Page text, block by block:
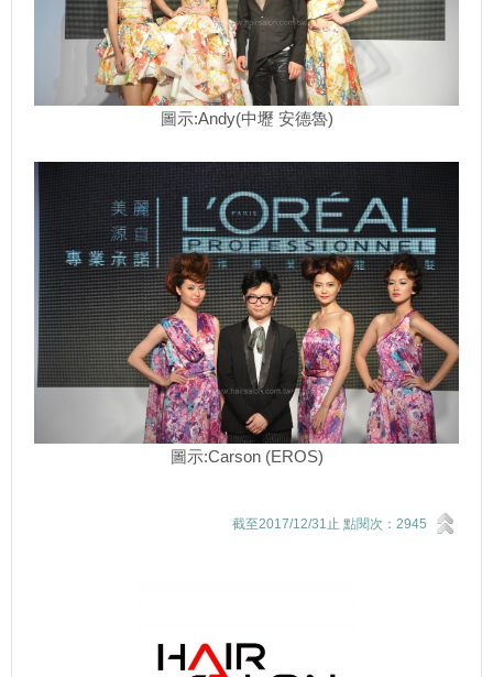
圖示:Andy(中壢 安德魯)
圖示:Carson (EROS)
截至2017/12/31止 點閱次：2945